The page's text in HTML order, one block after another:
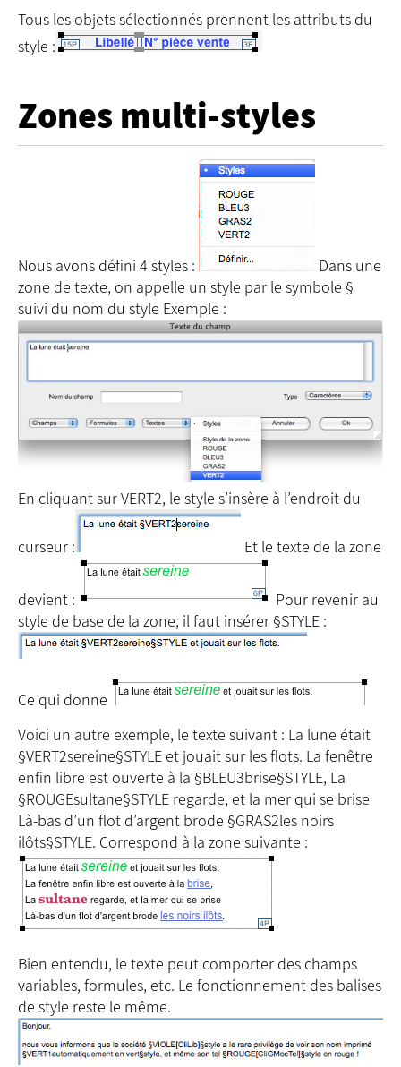
Tous les objets sélectionnés prennent les attributs du
style :
Zones multi-styles
Nous avons défini 4 styles :
Dans une
zone de texte, on appelle un style par le symbole §
suivi du nom du style Exemple :
En cliquant sur VERT2, le style s’insère à l’endroit du
curseur : Et le texte de la zone
devient :
Pour revenir au
style de base de la zone, il faut insérer §STYLE :
Ce qui donne
Voici un autre exemple, le texte suivant : La lune était
§VERT2sereine§STYLE et jouait sur les flots. La fenêtre
enfin libre est ouverte à la §BLEU3brise§STYLE, La
§ROUGEsultane§STYLE regarde, et la mer qui se brise
Là-bas d’un flot d’argent brode §GRAS2les noirs
ilôts§STYLE. Correspond à la zone suivante :
Bien entendu, le texte peut comporter des champs
variables, formules, etc. Le fonctionnement des balises
de style reste le même.